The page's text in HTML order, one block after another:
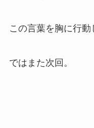
この言葉を胸に行動
ではまた次回。